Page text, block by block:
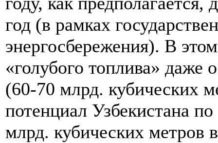
год (в рамках
энергосбережения). В
«голубого топлива» даже
(60-70 млрд. кубических
потенциал Узбекистана
млрд. кубических метров